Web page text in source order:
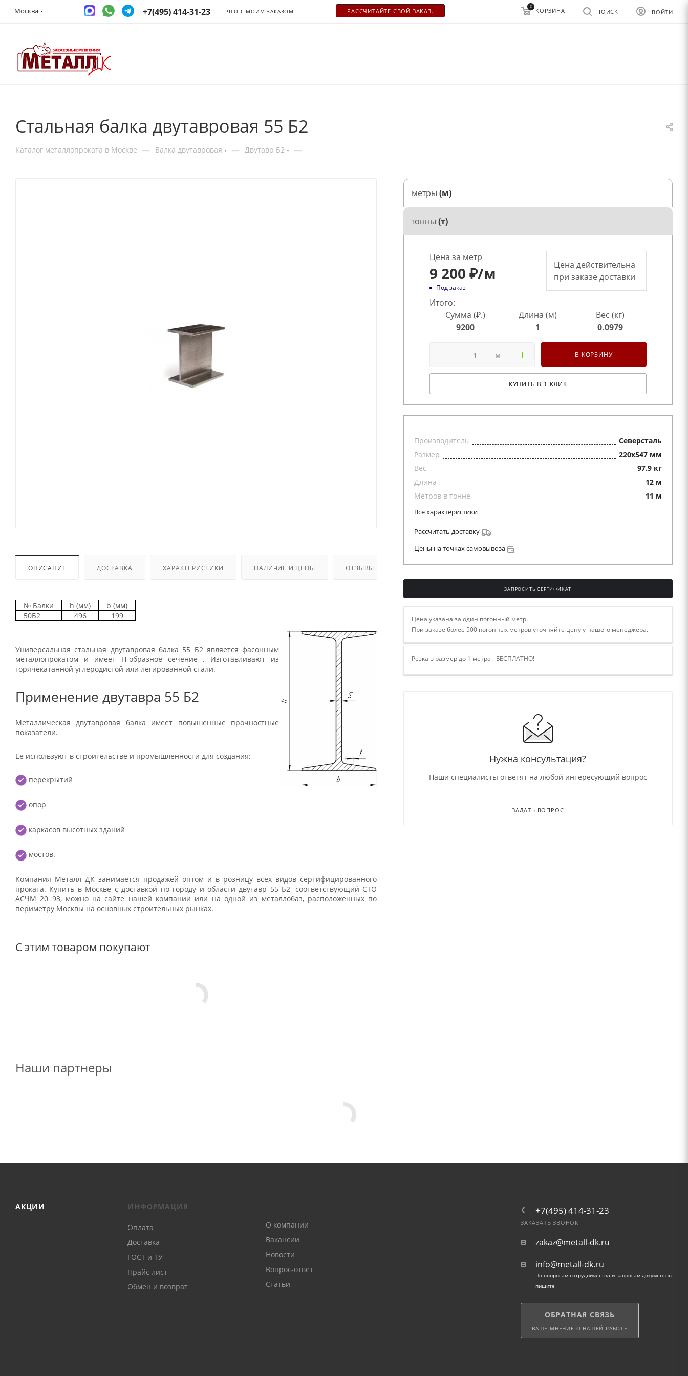
Москва +7(495) 414-31-23 ЧТО С МОИМ ЗАКАЗОМ РАСCЧИТАЙТЕ СВОЙ ЗАКАЗ. ВОЙТИ
ПОИСК
0
КОРЗИНА
Стальная балка двутавровая 55 Б2
Каталог металлопроката в Москве — Балка двутавровая — Двутавр Б2 —
ОПИСАНИЕ ДОСТАВКА ХАРАКТЕРИСТИКИ НАЛИЧИЕ И ЦЕНЫ ОТЗЫВЫ
№ Балки h (мм)
b (мм)
50Б2
496 199
Универсальная стальная двутавровая балка 55 Б2 является фасонным
металлопрокатом и имеет Н-образное сечение . Изготавливают из
горячекатанной углеродистой или легированной стали.
Применение двутавра 55 Б2
Металлическая двутавровая балка имеет повышенные прочностные
показатели.
Ее используют в строительстве и промышленности для создания:
перекрытий
опор
каркасов высотных зданий
мостов.
Компания Металл ДК занимается продажей оптом и в розницу всех видов сертифицированного
проката. Купить в Москве с доставкой по городу и области двутавр 55 Б2, соответствующий СТО
АСЧМ 20 93, можно на сайте нашей компании или на одной из металлобаз, расположенных по
периметру Москвы на основных строительных рынках.
С этим товаром покупают
метры (м)
тонны (т)
Цена за метр
9 200 ₽/м
Под заказ
Цена действительна
при заказе доставки
Итого:
Сумма (₽.)
9200
Длина (м)
1
Вес (кг)
0.0979
м В КОРЗИНУ
КУПИТЬ В 1 КЛИК
Производитель
Северсталь
Размер
220x547 мм
Вес
97.9 кг
Длина
12 м
Метров в тонне
11 м
Все характеристики
Рассчитать доставку
Цены на точках самовывоза
ЗАПРОСИТЬ СЕРТИФИКАТ
Цена указана за один погонный метр.
При заказе более 500 погонных метров уточняйте цену у нашего менеджера.
Резка в размер до 1 метра - БЕСПЛАТНО!
Нужна консультация?
Наши специалисты ответят на любой интересующий вопрос
ЗАДАТЬ ВОПРОС
Наши партнеры
АКЦИИ ИНФОРМАЦИЯ
Оплата
Доставка
ГОСТ и ТУ
Прайс лист
Обмен и возврат
О компании
Вакансии
Новости
Вопрос-ответ
Статьи
+7(495) 414-31-23
ЗАКАЗАТЬ ЗВОНОК
zakaz@metall-dk.ru
info@metall-dk.ru
По вопросам сотрудничества и запросам документов
пишите
ОБРАТНАЯ СВЯЗЬ
ВАШЕ МНЕНИЕ О НАШЕЙ РАБОТЕ